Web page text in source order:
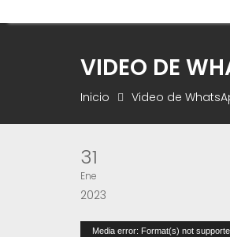
VIDEO DE
Inicio Video de
31
Ene
2023
Reproductor
Media error: Format(s) not